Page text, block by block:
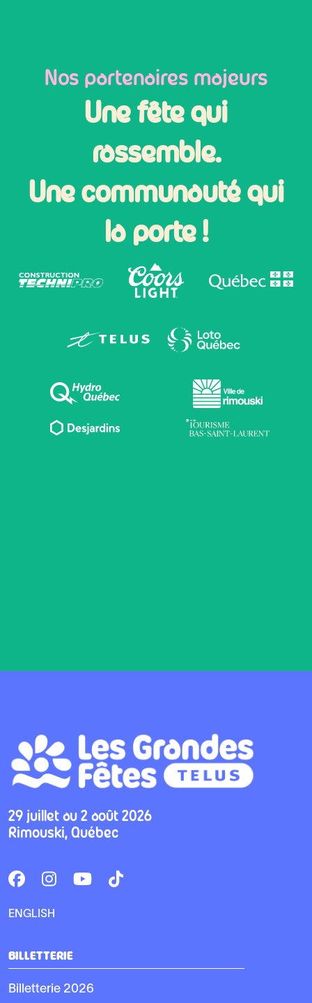
Nos partenaires majeurs
Une fête qui
rassemble.
Une communauté qui
la porte !
29 juillet au 2 août 2026
Rimouski, Québec
ENGLISH
BILLETTERIE
Billetterie 2026